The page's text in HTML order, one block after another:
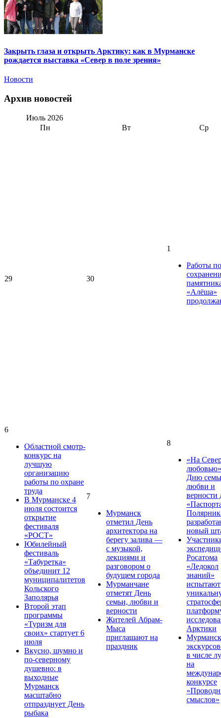
Закрыть глаза и открыть Арктику: как в Мурманске
рождается выставка «Север в поле зрения»
Новости
Архив новостей
Июль 2026
Пн
Вт Ср
29 30
1
Работы по
«Алёша»
6
Областной смотр-
конкурс на
лучшую
организацию
работы по охране
труда
В Мурманске 4
июля состоится
открытие
фестиваля
«РОСТ»
Юбилейный
фестиваль
«Табуретка»
объединит 12
муниципалитетов
Кольского
Заполярья
Второй этап
программы
«Туризм для
своих» стартует 6
июля
Вкусно, шумно и
по-северному
душевно: в
выходные
Мурманск
масштабно
отпразднует День
рыбака
7
Мурманск
отметил День
архитектора на
берегу залива —
с музыкой,
лекциями и
разговором о
будущем города
Мурманчане
отметят День
семьи, любви и
верности
Жителей Абрам-
Мыса
приглашают на
праздник
8
«На
Дню
любви и
верности
новый
Росатома
«Ледокол
знаний»
испытают
Арктики
в числе
на
конкурсе
смыслов»